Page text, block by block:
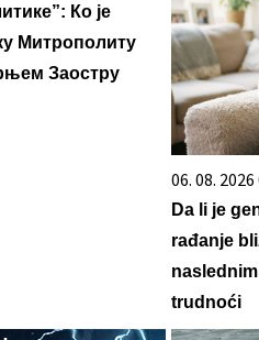
Ко је
Митрополиту
Заостру
06. 08. 2026
Da li je
rađanje
trudnoći